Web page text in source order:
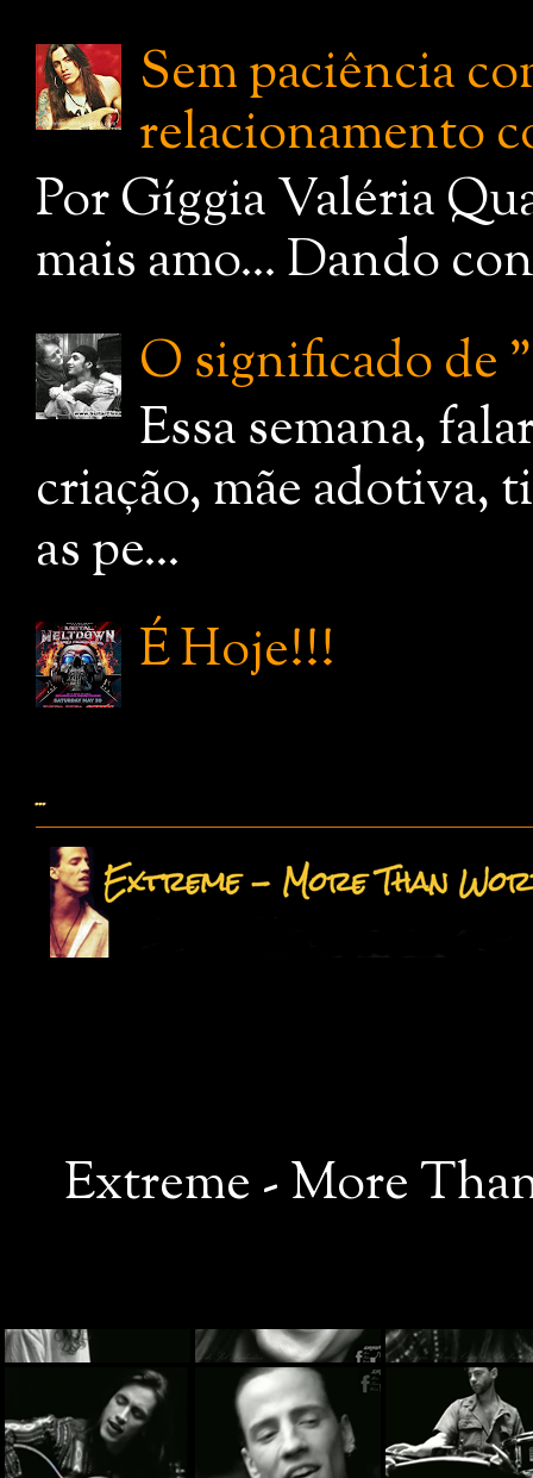
Sem paciência
relacionamento
Por Gíggia Valéria
mais amo... Dando
O significado de
Essa semana,
criação, mãe adotiva,
as pe...
É Hoje!!!
...
Extreme - More